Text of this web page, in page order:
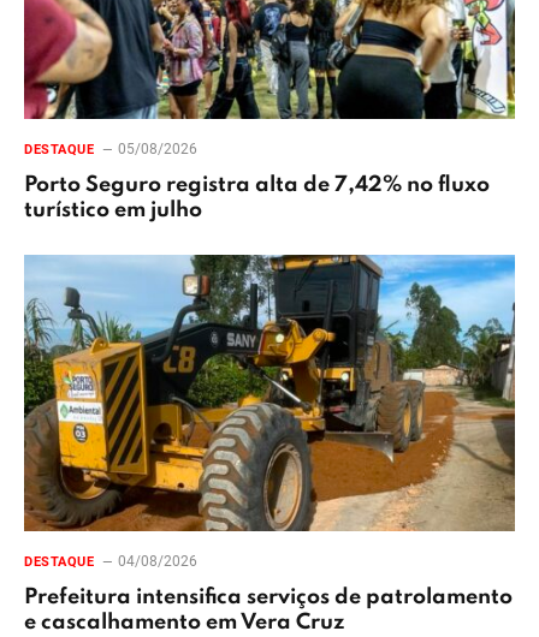
DESTAQUE 05/08/2026
Porto Seguro registra alta de 7,42% no fluxo
turístico em julho
DESTAQUE 04/08/2026
Prefeitura intensifica serviços de patrolamento
e cascalhamento em Vera Cruz